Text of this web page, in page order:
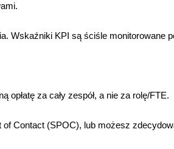
Wskaźniki KPI są ściśle monitorowane
za cały zespół, a nie za rolę/FTE.
of Contact (SPOC), lub możesz